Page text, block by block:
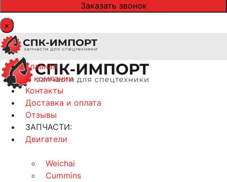
×
Главная
О компании
Контакты
Доставка и оплата
Отзывы
ЗАПЧАСТИ:
Двигатели
Weichai
Cummins